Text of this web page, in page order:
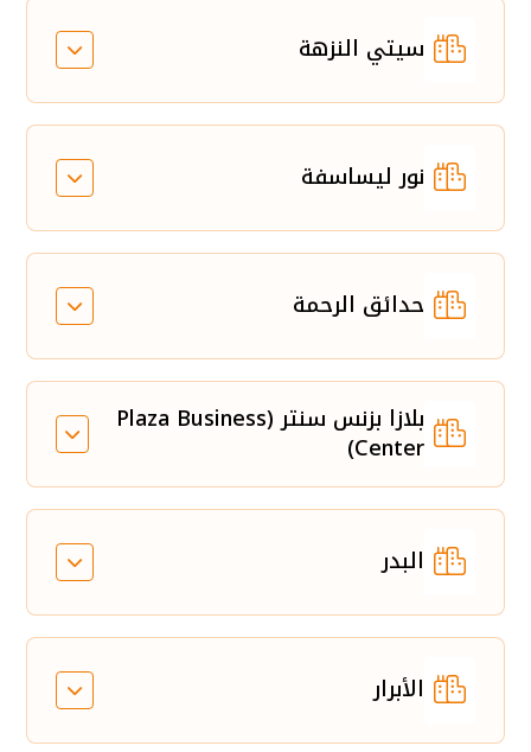
سيتي النزهة
نور ليساسفة
حدائق الرحمة
بلازا بزنس سنتر (Plaza Business
Center)
البدر
الأبرار